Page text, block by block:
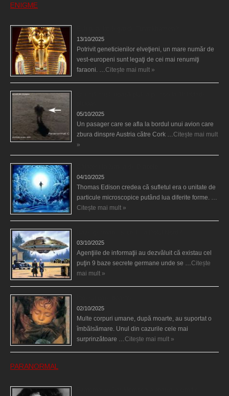
ENIGME
13/10/2025
Potrivit geneticienilor elveţieni, un mare număr de
vest-europeni sunt legaţi de cei mai renumiţi
faraoni. … Citește mai mult »
05/10/2025
Un pasager care se afla la bordul unui avion care
zbura dinspre Austria către Cork … Citește mai mult
»
04/10/2025
Thomas Edison credea că sufletul era o unitate de
particule microscopice putând lua diferite forme. …
Citește mai mult »
03/10/2025
Agenţiile de informaţii au dezvăluit că existau cel
puţin 9 baze secrete germane unde se … Citește
mai mult »
02/10/2025
Multe corpuri umane, după moarte, au suportat o
îmbălsămare. Unul din cazurile cele mai
surprinzătoare … Citește mai mult »
PARANORMAL